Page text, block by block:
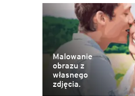
Malowanie
obrazu z
własnego
zdjęcia.